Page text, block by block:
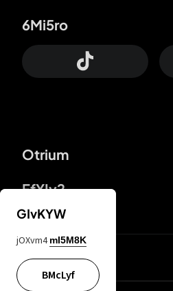
Otrium
FfYIy2
6Mi5ro
ZbBJcb
GIvKYW
jOXvm4 mI5M8K
BMcLyf